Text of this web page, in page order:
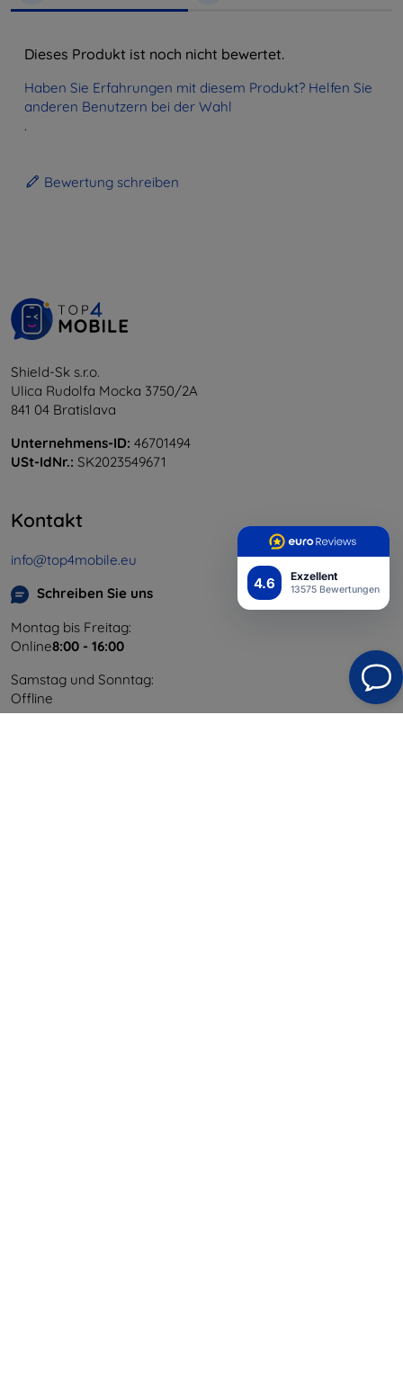
4.6 Exzellent
13575 Bewertungen
Dieses Produkt ist noch nicht bewertet.
Haben Sie Erfahrungen mit diesem Produkt? Helfen Sie
anderen Benutzern bei der Wahl
.
Bewertung schreiben
Shield-Sk s.r.o.
Ulica Rudolfa Mocka 3750/2A
841 04 Bratislava
Unternehmens-ID: 46701494
USt-IdNr.: SK2023549671
Kontakt
info@top4mobile.eu
Schreiben Sie uns
Montag bis Freitag:
Online8:00 - 16:00
Samstag und Sonntag:
Offline